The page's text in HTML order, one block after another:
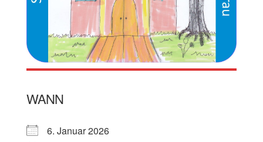
WANN
6. Januar 2026